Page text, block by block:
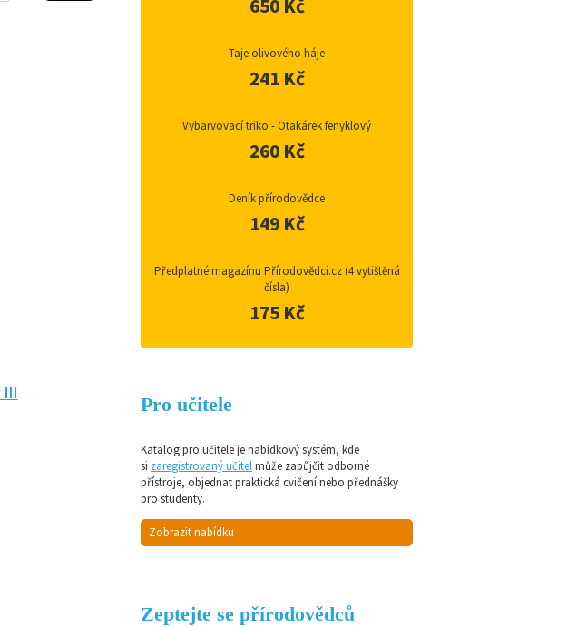
650 Kč
Taje olivového háje
241 Kč
Vybarvovací triko - Otakárek fenyklový
260 Kč
Deník přírodovědce
149 Kč
Předplatné magazínu Přírodovědci.cz (4 vytištěná
čísla)
175 Kč
Pro učitele
Katalog pro učitele je nabídkový systém, kde
si zaregistrovaný učitelmůže zapůjčit odborné
přístroje, objednat praktická cvičení nebo přednášky
pro studenty.
Zobrazit nabídku
Zeptejte se přírodovědců